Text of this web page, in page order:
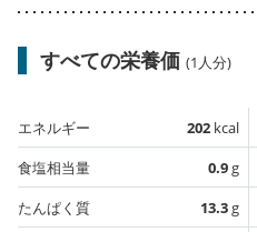
すべての栄養価 (1人分)
エネルギー 202 kcal
食塩相当量
0.9g
たんぱく質
13.3g